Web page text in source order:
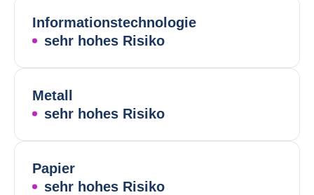
Informationstechnologie
sehr hohes Risiko
Metall
sehr hohes Risiko
Papier
sehr hohes Risiko